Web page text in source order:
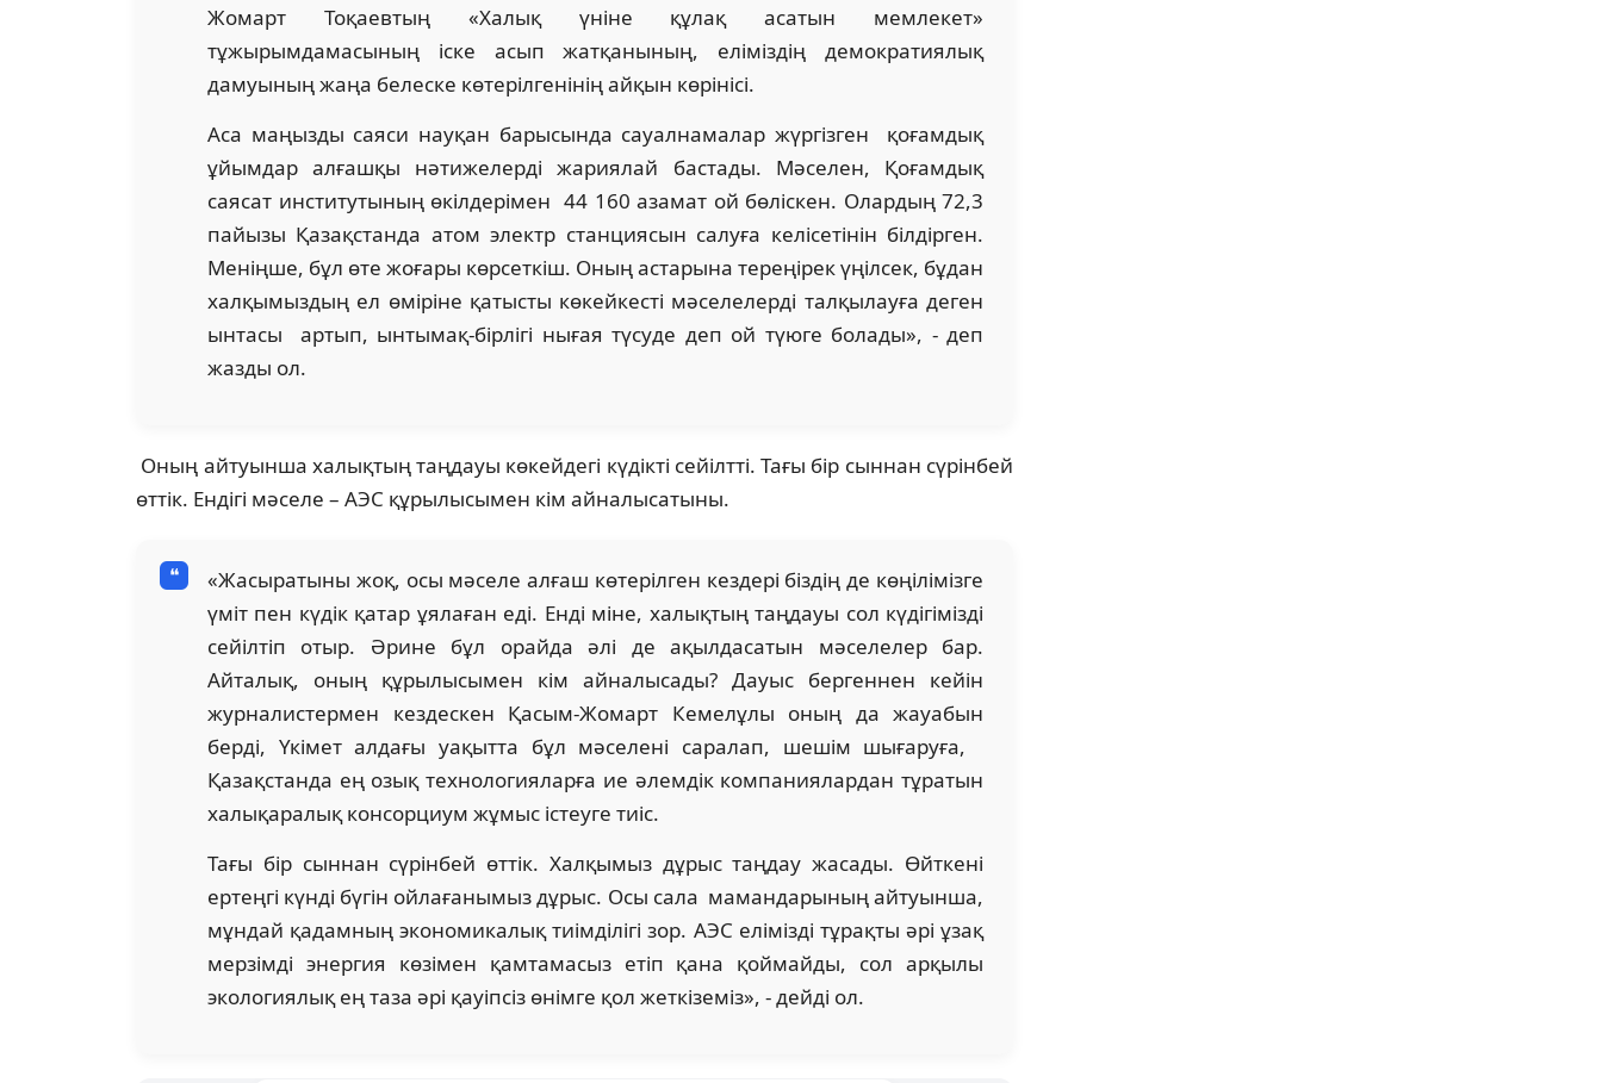
Жомарт Тоқаевтың «Халық үніне құлақ асатын мемлекет»
тұжырымдамасының іске асып жатқанының, еліміздің демократиялық
дамуының жаңа белеске көтерілгенінің айқын көрінісі.
Аса маңызды саяси науқан барысында сауалнамалар жүргізген қоғамдық
ұйымдар алғашқы нәтижелерді жариялай бастады. Мәселен, Қоғамдық
саясат институтының өкілдерімен 44 160 азамат ой бөліскен. Олардың 72,3
пайызы Қазақстанда атом электр станциясын салуға келісетінін білдірген.
Меніңше, бұл өте жоғары көрсеткіш. Оның астарына тереңірек үңілсек, бұдан
халқымыздың ел өміріне қатысты көкейкесті мәселелерді талқылауға деген
ынтасы артып, ынтымақ-бірлігі нығая түсуде деп ой түюге болады», - деп
жазды ол.
Оның айтуынша халықтың таңдауы көкейдегі күдікті сейілтті. Тағы бір сыннан сүрінбей
өттік. Ендігі мәселе – АЭС құрылысымен кім айналысатыны.
«Жасыратыны жоқ, осы мәселе алғаш көтерілген кездері біздің де көңілімізге
үміт пен күдік қатар ұялаған еді. Енді міне, халықтың таңдауы сол күдігімізді
сейілтіп отыр. Әрине бұл орайда әлі де ақылдасатын мәселелер бар.
Айталық, оның құрылысымен кім айналысады? Дауыс бергеннен кейін
журналистермен кездескен Қасым-Жомарт Кемелұлы оның да жауабын
берді, Үкімет алдағы уақытта бұл мәселені саралап, шешім шығаруға,
Қазақстанда ең озық технологияларға ие әлемдік компаниялардан тұратын
халықаралық консорциум жұмыс істеуге тиіс.
Тағы бір сыннан сүрінбей өттік. Халқымыз дұрыс таңдау жасады. Өйткені
ертеңгі күнді бүгін ойлағанымыз дұрыс. Осы сала мамандарының айтуынша,
мұндай қадамның экономикалық тиімділігі зор. АЭС елімізді тұрақты әрі ұзақ
мерзімді энергия көзімен қамтамасыз етіп қана қоймайды, сол арқылы
экологиялық ең таза әрі қауіпсіз өнімге қол жеткіземіз», - дейді ол.